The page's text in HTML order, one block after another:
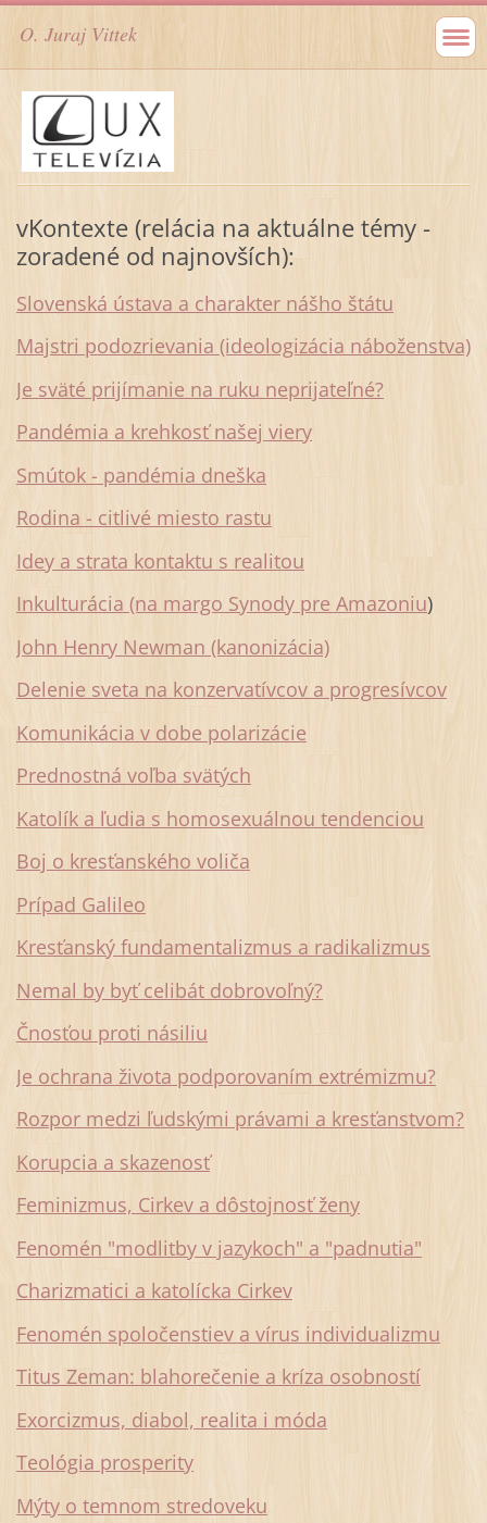
O. Juraj Vittek
vKontexte (relácia na aktuálne témy -
zoradené od najnovších):
Slovenská ústava a charakter nášho štátu
Majstri podozrievania (ideologizácia náboženstva)
Je sväté prijímanie na ruku neprijateľné?
Pandémia a krehkosť našej viery
Smútok - pandémia dneška
Rodina - citlivé miesto rastu
Idey a strata kontaktu s realitou
Inkulturácia (na margo Synody pre Amazoniu)
John Henry Newman (kanonizácia)
Delenie sveta na konzervatívcov a progresívcov
Komunikácia v dobe polarizácie
Prednostná voľba svätých
Katolík a ľudia s homosexuálnou tendenciou
Boj o kresťanského voliča
Prípad Galileo
Kresťanský fundamentalizmus a radikalizmus
Nemal by byť celibát dobrovoľný?
Čnosťou proti násiliu
Je ochrana života podporovaním extrémizmu?
Rozpor medzi ľudskými právami a kresťanstvom?
Korupcia a skazenosť
Feminizmus, Cirkev a dôstojnosť ženy
Fenomén "modlitby v jazykoch" a "padnutia"
Charizmatici a katolícka Cirkev
Fenomén spoločenstiev a vírus individualizmu
Titus Zeman: blahorečenie a kríza osobností
Exorcizmus, diabol, realita i móda
Teológia prosperity
Mýty o temnom stredoveku